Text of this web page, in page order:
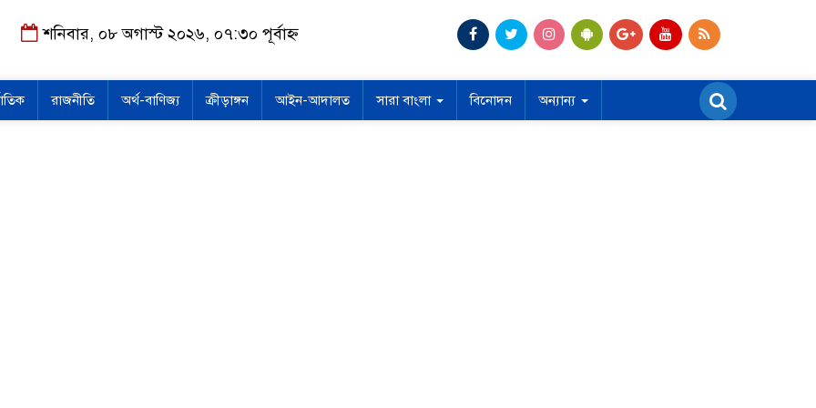
শনিবার, ০৮ অগাস্ট ২০২৬, ০৭:৩০ পূর্বাহ্ন
রাজনীতি অর্থ-বাণিজ্য ক্রীড়াঙ্গন আইন-আদালত সারা বাংলা বিনোদন অন্যান্য